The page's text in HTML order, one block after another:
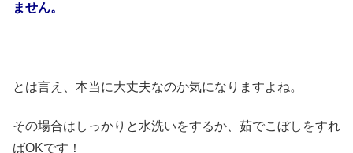
ません。
とは言え、本当に大丈夫なのか気になりますよね。
その場合はしっかりと水洗いをするか、茹でこぼしをすれ
ばOKです！